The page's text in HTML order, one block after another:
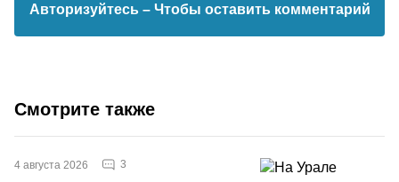
Авторизуйтесь – Чтобы оставить комментарий
Смотрите также
4 августа 2026 3